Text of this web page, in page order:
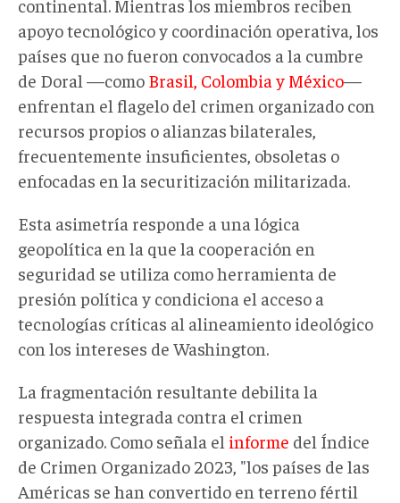
continental. Mientras los miembros reciben
apoyo tecnológico y coordinación operativa, los
países que no fueron convocados a la cumbre
de Doral —como Brasil, Colombia y México—
enfrentan el flagelo del crimen organizado con
recursos propios o alianzas bilaterales,
frecuentemente insuficientes, obsoletas o
enfocadas en la securitización militarizada.
Esta asimetría responde a una lógica
geopolítica en la que la cooperación en
seguridad se utiliza como herramienta de
presión política y condiciona el acceso a
tecnologías críticas al alineamiento ideológico
con los intereses de Washington.
La fragmentación resultante debilita la
respuesta integrada contra el crimen
organizado. Como señala el informe del Índice
de Crimen Organizado 2023, "los países de las
Américas se han convertido en terreno fértil